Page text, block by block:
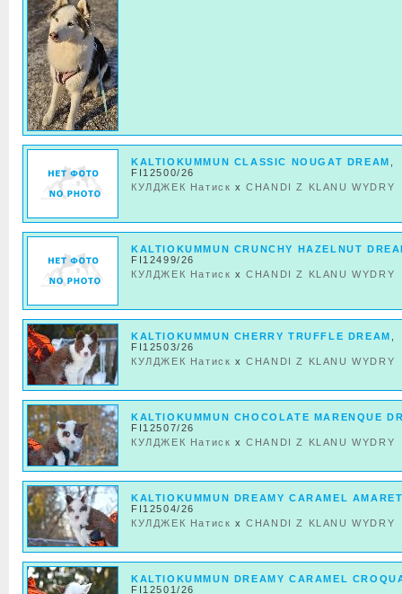
KALTIOKUMMUN CLASSIC NOUGAT DREAM
FI12500/26
КУЛДЖЕК Натиск xCHANDI Z KLANU WYDRY
KALTIOKUMMUN CRUNCHY HAZELNUT
FI12499/26
КУЛДЖЕК Натиск xCHANDI Z KLANU WYDRY
KALTIOKUMMUN CHERRY TRUFFLE DREAM
FI12503/26
КУЛДЖЕК Натиск xCHANDI Z KLANU WYDRY
KALTIOKUMMUN CHOCOLATE MARENQUE
FI12507/26
КУЛДЖЕК Натиск xCHANDI Z KLANU WYDRY
KALTIOKUMMUN DREAMY CARAMEL
FI12504/26
КУЛДЖЕК Натиск xCHANDI Z KLANU WYDRY
KALTIOKUMMUN DREAMY CARAMEL
FI12501/26